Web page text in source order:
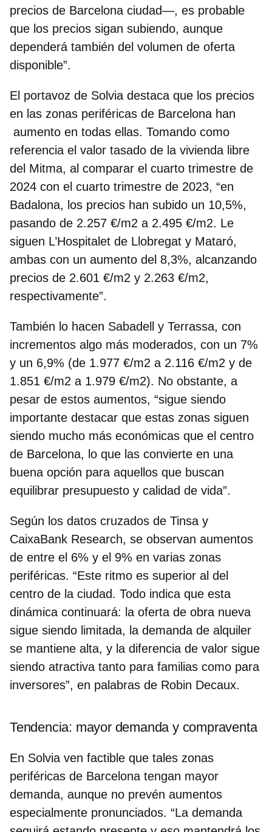
precios de Barcelona ciudad—, es probable
que los precios sigan subiendo, aunque
dependerá también del volumen de oferta
disponible”.
El portavoz de Solvia destaca que los precios
en las zonas periféricas de Barcelona han
aumento en todas ellas. Tomando como
referencia el valor tasado de la vivienda libre
del Mitma, al comparar el cuarto trimestre de
2024 con el cuarto trimestre de 2023, “en
Badalona, los precios han subido un 10,5%,
pasando de 2.257 €/m2 a 2.495 €/m2. Le
siguen L’Hospitalet de Llobregat y Mataró,
ambas con un aumento del 8,3%, alcanzando
precios de 2.601 €/m2 y 2.263 €/m2,
respectivamente”.
También lo hacen Sabadell y Terrassa, con
incrementos algo más moderados, con un 7%
y un 6,9% (de 1.977 €/m2 a 2.116 €/m2 y de
1.851 €/m2 a 1.979 €/m2). No obstante, a
pesar de estos aumentos, “sigue siendo
importante destacar que estas zonas siguen
siendo mucho más económicas que el centro
de Barcelona, lo que las convierte en una
buena opción para aquellos que buscan
equilibrar presupuesto y calidad de vida”.
Según los datos cruzados de Tinsa y
CaixaBank Research, se observan aumentos
de entre el 6% y el 9% en varias zonas
periféricas. “Este ritmo es superior al del
centro de la ciudad. Todo indica que esta
dinámica continuará: la oferta de obra nueva
sigue siendo limitada, la demanda de alquiler
se mantiene alta, y la diferencia de valor sigue
siendo atractiva tanto para familias como para
inversores”, en palabras de Robin Decaux.
Tendencia: mayor demanda y compraventa
En Solvia ven factible que tales zonas
periféricas de Barcelona tengan mayor
demanda, aunque no prevén aumentos
especialmente pronunciados. “La demanda